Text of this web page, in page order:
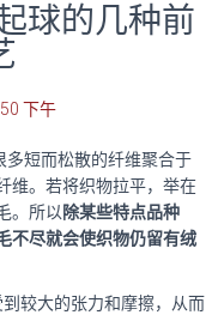
球的几种前
下午
短而松散的纤维聚合于
维。若将织物拉平，举在
。所以 除某些特点品种
不尽就会使织物仍留有绒
较大的张力和摩擦，从而